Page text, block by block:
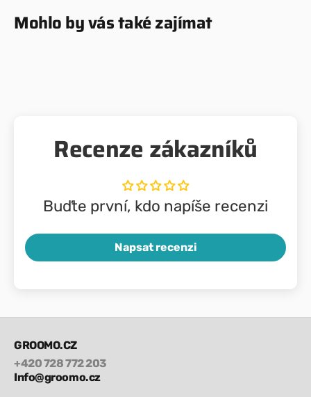
Mohlo by vás také zajímat
Recenze zákazníků
Buďte první, kdo napíše recenzi
Napsat recenzi
GROOMO.CZ
+420 728 772 203
Info@groomo.cz